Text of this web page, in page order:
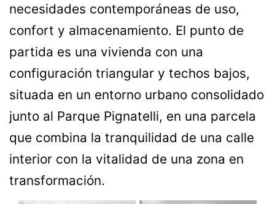
necesidades contemporáneas de uso,
confort y almacenamiento. El punto de
partida es una vivienda con una
configuración triangular y techos bajos,
situada en un entorno urbano consolidado
junto al Parque Pignatelli, en una parcela
que combina la tranquilidad de una calle
interior con la vitalidad de una zona en
transformación.